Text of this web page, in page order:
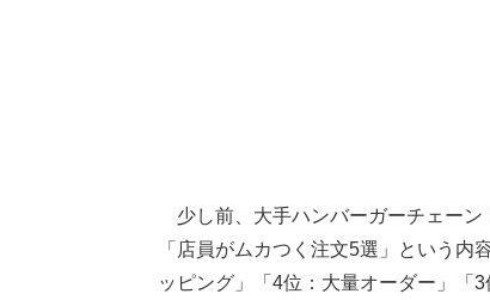
少し前、大手ハンバーガーチェーン
「店員がムカつく注文5選」という内
ッピング」「4位：大量オーダー」「